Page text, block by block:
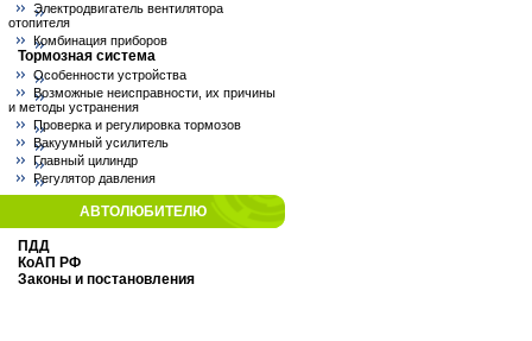
Электродвигатель вентилятора
отопителя
Комбинация приборов
Тормозная система
Особенности устройства
Возможные неисправности, их причины
и методы устранения
Проверка и регулировка тормозов
Вакуумный усилитель
Главный цилиндр
Регулятор давления
АВТОЛЮБИТЕЛЮ
ПДД
КоАП РФ
Законы и постановления